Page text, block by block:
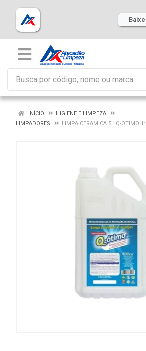
INÍCIO
HIGIENE E LIMPEZA
LIMPADORES
LIMPA CERAMICA 5L Q-OTIMO